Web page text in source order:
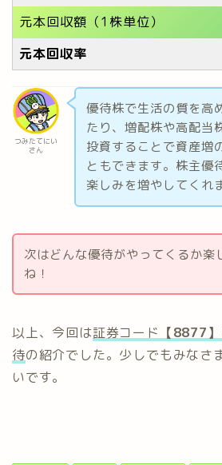
元本回収額（1株単位）
元本回収率
つみたてにい
さん
優待株で生活の質を高
たり、増配株や高配当
投資することで資産増
ともできます。株主優
楽しみを増やしてくれ
次はどんな優待がやってくるか楽
ね！
以上、今回は証券コード 【8877】
待の紹介でした。少しでもみなさ
いです。